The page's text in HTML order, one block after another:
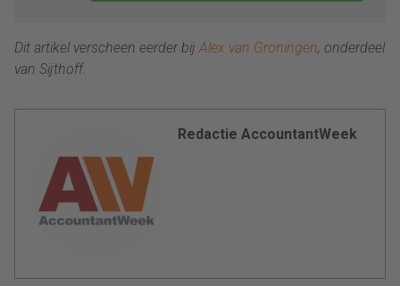
Dit artikel verscheen eerder bijAlex van Groningen, onderdeel
van Sijthoff.
Redactie AccountantWeek